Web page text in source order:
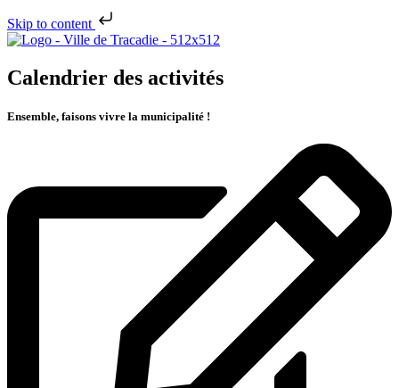
Skip to content
Calendrier des activités
Ensemble, faisons vivre la municipalité !